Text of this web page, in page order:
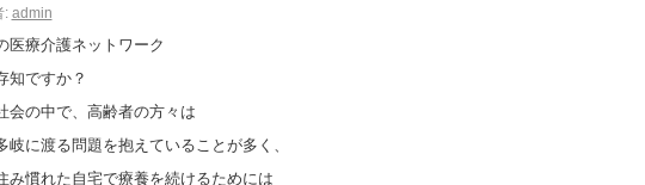
: admin
医療介護ネットワーク
知ですか？
会の中で、高齢者の方々は
岐に渡る問題を抱えていることが多く、
み慣れた自宅で療養を続けるためには